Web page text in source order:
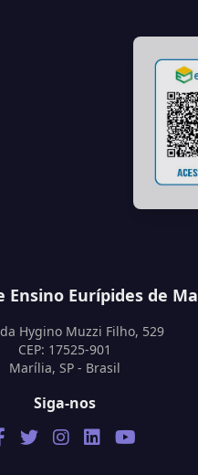
Ensino Eurípides de
Hygino Muzzi Filho, 529
CEP: 17525-901
Marília, SP - Brasil
Siga-nos